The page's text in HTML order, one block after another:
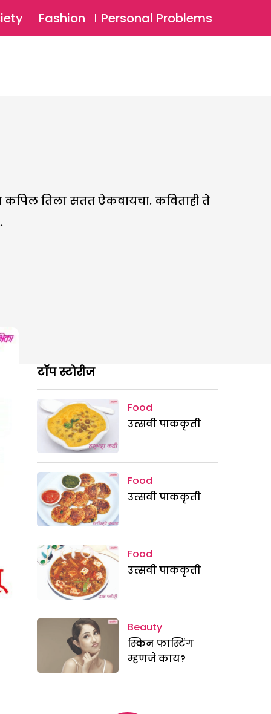
Login ⚲
Fashion Personal Problems
कपिल तिला सतत ऐकवायचा. कविताही ते
टॉप स्टोरीज
Food
उत्सवी पाककृती
Food
उत्सवी पाककृती
Food
उत्सवी पाककृती
Beauty
स्किन फास्टिंग
म्हणजे काय?